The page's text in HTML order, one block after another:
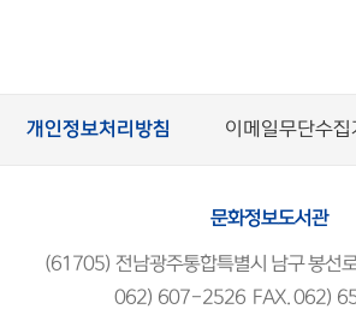
개인정보처리방침 이메일무단수집
문화정보도서관
(61705) 전남광주통합특별시 남구 봉선
062) 607-2526 FAX. 062)